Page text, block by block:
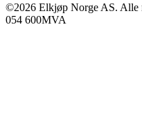
©2026 Elkjøp Norge AS. Alle
054 600MVA